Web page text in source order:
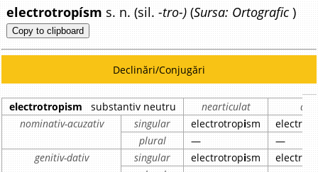
electrotropísm s. n. (sil.-tro-) (Sursa: Ortografic )
Copy to clipboard
Declinări/Conjugări
electrotropism substantiv neutru nearticulat
nominativ-acuzativ
singular electrotropism
plural
—
—
genitiv-dativ
singular electrotropism